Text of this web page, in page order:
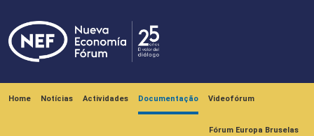
Home Notícias Actividades Documentação Videofórum
Fórum Europa Bruselas